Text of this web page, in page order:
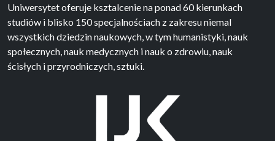
Uniwersytet oferuje ksztalcenie na ponad 60 kierunkach
studiów i blisko 150 specjalnościach z zakresu niemal
wszystkich dziedzin naukowych, w tym humanistyki, nauk
społecznych, nauk medycznych i nauk o zdrowiu, nauk
ścisłych i przyrodniczych, sztuki.